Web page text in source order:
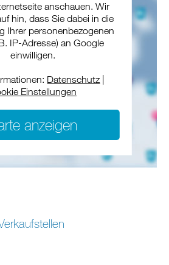
anschauen. Wir
hin, dass Sie dabei in die
Ihrer personenbezogenen
IP-Adresse) an Google
einwilligen.
Datenschutz
Einstellungen
anzeigen